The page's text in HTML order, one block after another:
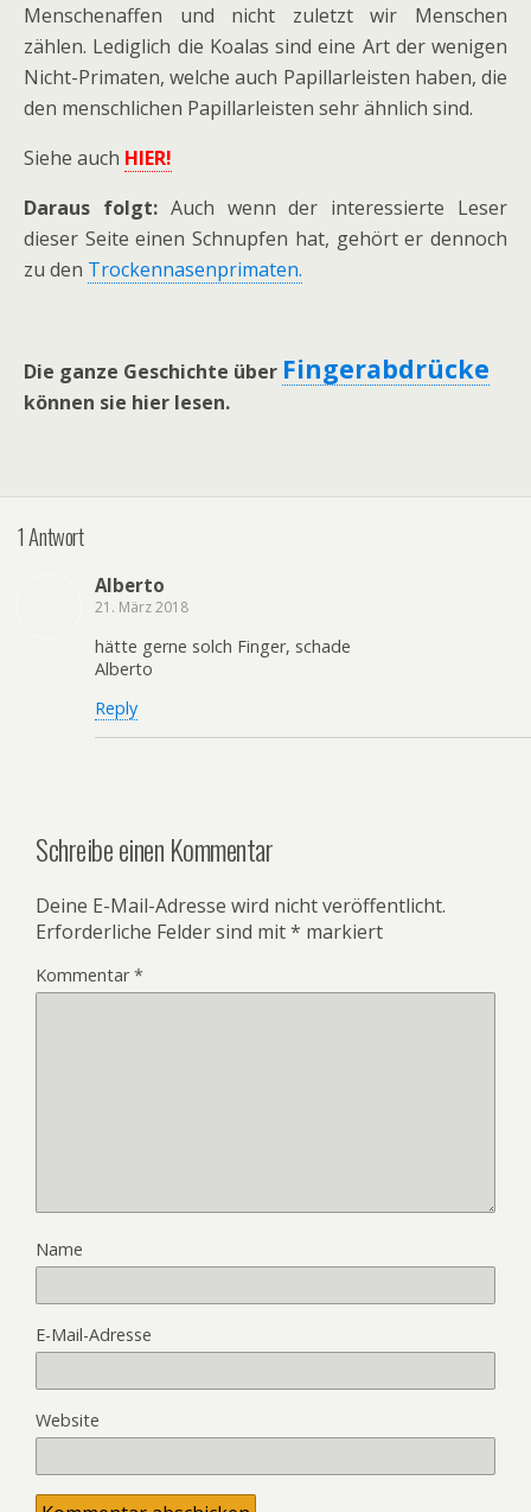
Menschenaffen und nicht zuletzt wir Menschen
zählen. Lediglich die Koalas sind eine Art der wenigen
Nicht-Primaten, welche auch Papillarleisten haben, die
den menschlichen Papillarleisten sehr ähnlich sind.
Siehe auch HIER!
Daraus folgt:Auch wenn der interessierte Leser
dieser Seite einen Schnupfen hat, gehört er dennoch
zu den Trockennasenprimaten.
Die ganze Geschichte über Fingerabdrücke
können sie hier lesen.
1 Antwort
Alberto
21. März 2018
hätte gerne solch Finger, schade
Alberto
Reply
Schreibe einen Kommentar
Deine E-Mail-Adresse wird nicht veröffentlicht.
Erforderliche Felder sind mit* markiert
Kommentar*
Name
E-Mail-Adresse
Website